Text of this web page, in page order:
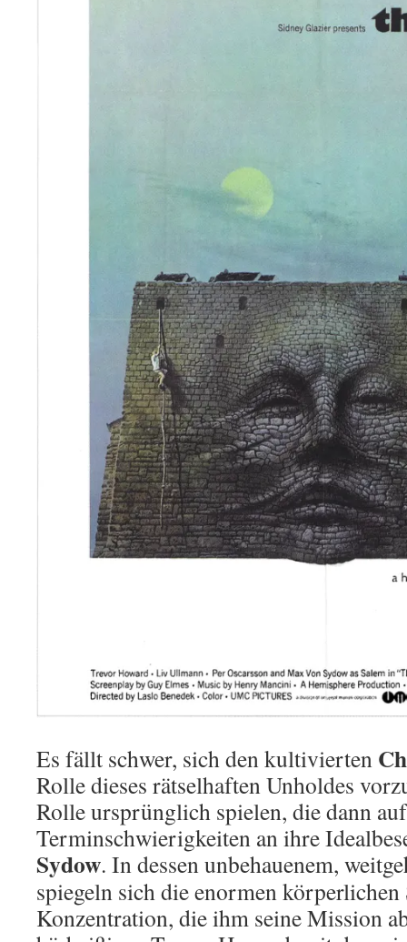
Es fällt schwer, sich den kultivierten
Rolle dieses rätselhaften Unholdes
Rolle ursprünglich spielen, die dann
Terminschwierigkeiten an ihre
Sydow. In dessen unbehauenem,
spiegeln sich die enormen körperlichen
Konzentration, die ihm seine Mission